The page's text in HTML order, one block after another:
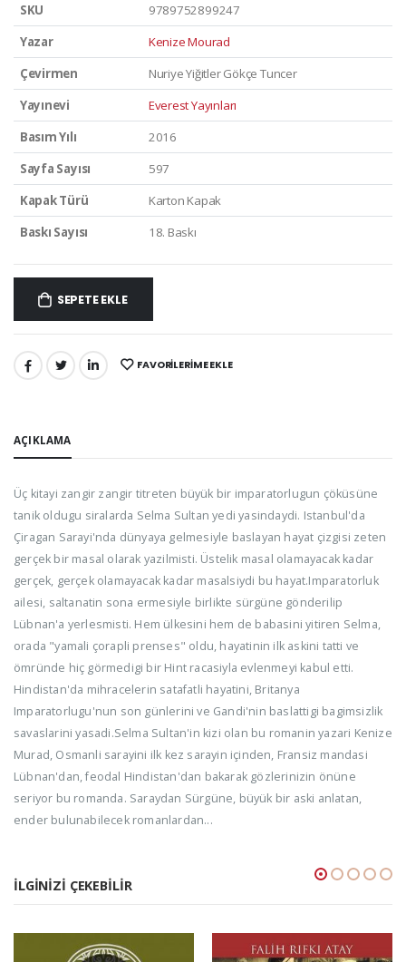
SKU
9789752899247
Yazar
Kenize Mourad
Çevirmen
Nuriye Yiğitler Gökçe Tuncer
Yayınevi
Everest Yayınları
Basım Yılı
2016
Sayfa Sayısı
597
Kapak Türü
Karton Kapak
Baskı Sayısı
18. Baskı
SEPETE EKLE
PAYLAŞ: FAVORILERIME EKLE
AÇIKLAMA
Üç kitayi zangir zangir titreten büyük bir imparatorlugun çöküsüne
tanik oldugu siralarda Selma Sultan yedi yasindaydi. Istanbul'da
Çiragan Sarayi'nda dünyaya gelmesiyle baslayan hayat çizgisi zeten
gerçek bir masal olarak yazilmisti. Üstelik masal olamayacak kadar
gerçek, gerçek olamayacak kadar masalsiydi bu hayat.Imparatorluk
ailesi, saltanatin sona ermesiyle birlikte sürgüne gönderilip
Lübnan'a yerlesmisti. Hem ülkesini hem de babasini yitiren Selma,
orada "yamali çorapli prenses" oldu, hayatinin ilk askini tatti ve
ömründe hiç görmedigi bir Hint racasiyla evlenmeyi kabul etti.
Hindistan'da mihracelerin satafatli hayatini, Britanya
Imparatorlugu'nun son günlerini ve Gandi'nin baslattigi bagimsizlik
savaslarini yasadi.Selma Sultan'in kizi olan bu romanin yazari Kenize
Murad, Osmanli sarayini ilk kez sarayin içinden, Fransiz mandasi
Lübnan'dan, feodal Hindistan'dan bakarak gözlerinizin önüne
seriyor bu romanda. Saraydan Sürgüne, büyük bir aski anlatan,
ender bulunabilecek romanlardan...
İLGINIZI ÇEKEBILIR